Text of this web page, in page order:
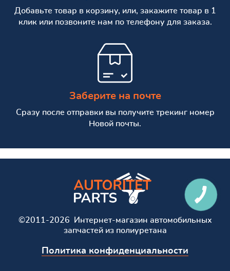
Добавьте товар в корзину, или, закажите товар в 1
клик или позвоните нам по телефону для заказа.
Заберите на почте
Сразу после отправки вы получите трекинг номер
Новой почты.
©2011-2026 Интернет-магазин автомобильных
запчастей из полиуретана
Политика конфиденциальности